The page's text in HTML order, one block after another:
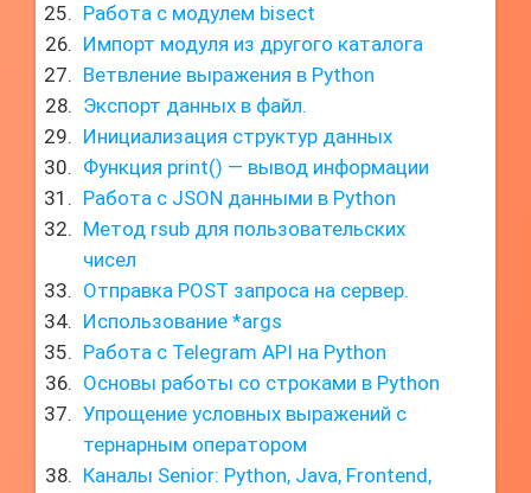
Работа с модулем bisect
Импорт модуля из другого каталога
Ветвление выражения в Python
Экспорт данных в файл.
Инициализация структур данных
Функция print() — вывод информации
Работа с JSON данными в Python
Метод rsub для пользовательских
чисел
Отправка POST запроса на сервер.
Использование *args
Работа с Telegram API на Python
Основы работы со строками в Python
Упрощение условных выражений с
тернарным оператором
Каналы Senior: Python, Java, Frontend,